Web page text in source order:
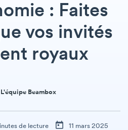
: Faites
vos invités
royaux
L'équipe Beambox
de lecture 11 mars 2025